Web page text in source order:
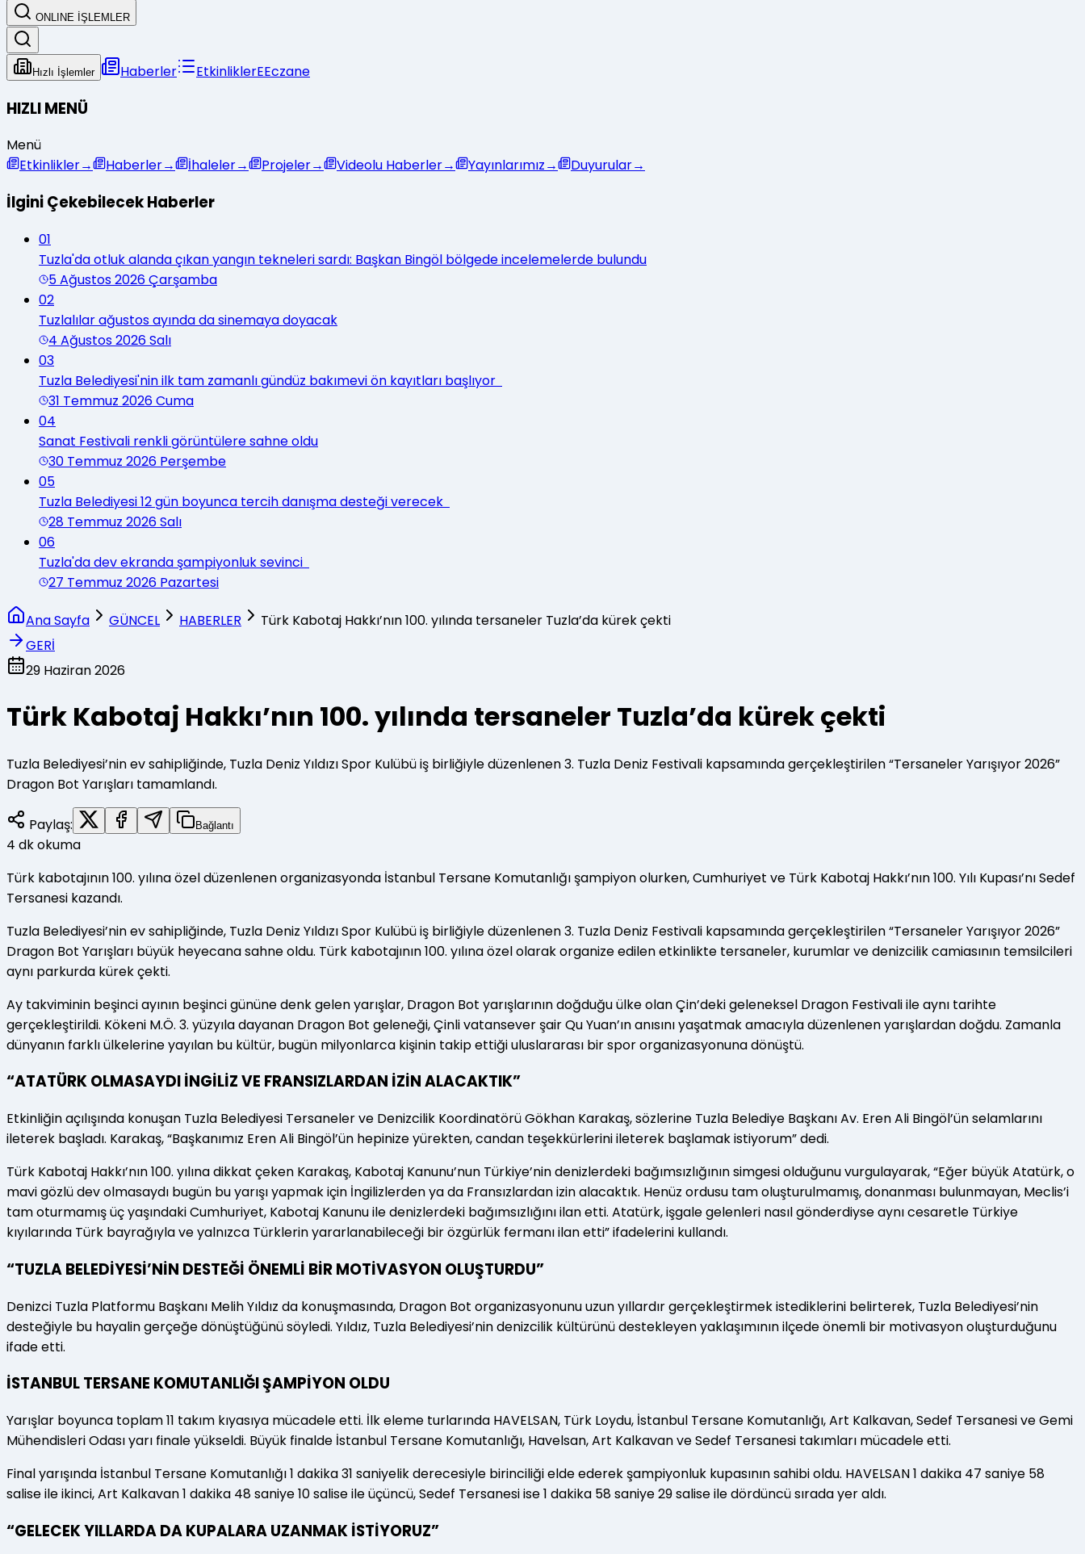
ONLINE İŞLEMLER
Hızlı İşlemler Haberler EtkinliklerEEczane
HIZLI MENÜ
Menü
Etkinlikler→ Haberler→ İhaleler→ Projeler→ Videolu Haberler→ Yayınlarımız→ Duyurular→
İlgini Çekebilecek Haberler
01
Tuzla'da otluk alanda çıkan yangın tekneleri sardı: Başkan Bingöl bölgede incelemelerde bulundu
5 Ağustos 2026 Çarşamba
02
Tuzlalılar ağustos ayında da sinemaya doyacak
4 Ağustos 2026 Salı
03
Tuzla Belediyesi'nin ilk tam zamanlı gündüz bakımevi ön kayıtları başlıyor
31 Temmuz 2026 Cuma
04
Sanat Festivali renkli görüntülere sahne oldu
30 Temmuz 2026 Perşembe
05
Tuzla Belediyesi 12 gün boyunca tercih danışma desteği verecek
28 Temmuz 2026 Salı
06
Tuzla'da dev ekranda şampiyonluk sevinci
27 Temmuz 2026 Pazartesi
Ana Sayfa GÜNCEL HABERLER
Türk Kabotaj Hakkı’nın 100. yılında tersaneler Tuzla’da kürek çekti
GERİ
29 Haziran 2026
Türk Kabotaj Hakkı’nın 100. yılında tersaneler Tuzla’da kürek çekti
Tuzla Belediyesi’nin ev sahipliğinde, Tuzla Deniz Yıldızı Spor Kulübü iş birliğiyle düzenlenen 3. Tuzla Deniz Festivali kapsamında gerçekleştirilen “Tersaneler Yarışıyor 2026”
Dragon Bot Yarışları tamamlandı.
Paylaş: Bağlantı
4 dk okuma
Türk kabotajının 100. yılına özel düzenlenen organizasyonda İstanbul Tersane Komutanlığı şampiyon olurken, Cumhuriyet ve Türk Kabotaj Hakkı’nın 100. Yılı Kupası’nı Sedef
Tersanesi kazandı.
Tuzla Belediyesi’nin ev sahipliğinde, Tuzla Deniz Yıldızı Spor Kulübü iş birliğiyle düzenlenen 3. Tuzla Deniz Festivali kapsamında gerçekleştirilen “Tersaneler Yarışıyor 2026”
Dragon Bot Yarışları büyük heyecana sahne oldu. Türk kabotajının 100. yılına özel olarak organize edilen etkinlikte tersaneler, kurumlar ve denizcilik camiasının temsilcileri
aynı parkurda kürek çekti.
Ay takviminin beşinci ayının beşinci gününe denk gelen yarışlar, Dragon Bot yarışlarının doğduğu ülke olan Çin’deki geleneksel Dragon Festivali ile aynı tarihte
gerçekleştirildi. Kökeni M.Ö. 3. yüzyıla dayanan Dragon Bot geleneği, Çinli vatansever şair Qu Yuan’ın anısını yaşatmak amacıyla düzenlenen yarışlardan doğdu. Zamanla
dünyanın farklı ülkelerine yayılan bu kültür, bugün milyonlarca kişinin takip ettiği uluslararası bir spor organizasyonuna dönüştü.
“ATATÜRK OLMASAYDI İNGİLİZ VE FRANSIZLARDAN İZİN ALACAKTIK”
Etkinliğin açılışında konuşan Tuzla Belediyesi Tersaneler ve Denizcilik Koordinatörü Gökhan Karakaş, sözlerine Tuzla Belediye Başkanı Av. Eren Ali Bingöl’ün selamlarını
ileterek başladı. Karakaş, “Başkanımız Eren Ali Bingöl’ün hepinize yürekten, candan teşekkürlerini ileterek başlamak istiyorum” dedi.
Türk Kabotaj Hakkı’nın 100. yılına dikkat çeken Karakaş, Kabotaj Kanunu’nun Türkiye’nin denizlerdeki bağımsızlığının simgesi olduğunu vurgulayarak, “Eğer büyük Atatürk, o
mavi gözlü dev olmasaydı bugün bu yarışı yapmak için İngilizlerden ya da Fransızlardan izin alacaktık. Henüz ordusu tam oluşturulmamış, donanması bulunmayan, Meclis’i
tam oturmamış üç yaşındaki Cumhuriyet, Kabotaj Kanunu ile denizlerdeki bağımsızlığını ilan etti. Atatürk, işgale gelenleri nasıl gönderdiyse aynı cesaretle Türkiye
kıyılarında Türk bayrağıyla ve yalnızca Türklerin yararlanabileceği bir özgürlük fermanı ilan etti” ifadelerini kullandı.
“TUZLA BELEDİYESİ’NİN DESTEĞİ ÖNEMLİ BİR MOTİVASYON OLUŞTURDU”
Denizci Tuzla Platformu Başkanı Melih Yıldız da konuşmasında, Dragon Bot organizasyonunu uzun yıllardır gerçekleştirmek istediklerini belirterek, Tuzla Belediyesi’nin
desteğiyle bu hayalin gerçeğe dönüştüğünü söyledi. Yıldız, Tuzla Belediyesi’nin denizcilik kültürünü destekleyen yaklaşımının ilçede önemli bir motivasyon oluşturduğunu
ifade etti.
İSTANBUL TERSANE KOMUTANLIĞI ŞAMPİYON OLDU
Yarışlar boyunca toplam 11 takım kıyasıya mücadele etti. İlk eleme turlarında HAVELSAN, Türk Loydu, İstanbul Tersane Komutanlığı, Art Kalkavan, Sedef Tersanesi ve Gemi
Mühendisleri Odası yarı finale yükseldi. Büyük finalde İstanbul Tersane Komutanlığı, Havelsan, Art Kalkavan ve Sedef Tersanesi takımları mücadele etti.
Final yarışında İstanbul Tersane Komutanlığı 1 dakika 31 saniyelik derecesiyle birinciliği elde ederek şampiyonluk kupasının sahibi oldu. HAVELSAN 1 dakika 47 saniye 58
salise ile ikinci, Art Kalkavan 1 dakika 48 saniye 10 salise ile üçüncü, Sedef Tersanesi ise 1 dakika 58 saniye 29 salise ile dördüncü sırada yer aldı.
“GELECEK YILLARDA DA KUPALARA UZANMAK İSTİYORUZ”